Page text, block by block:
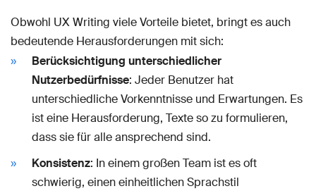
Obwohl UX Writing viele Vorteile bietet, bringt es auch
bedeutende Herausforderungen mit sich:
Berücksichtigung unterschiedlicher
Nutzerbedürfnisse: Jeder Benutzer hat
unterschiedliche Vorkenntnisse und Erwartungen. Es
ist eine Herausforderung, Texte so zu formulieren,
dass sie für alle ansprechend sind.
Konsistenz: In einem großen Team ist es oft
schwierig, einen einheitlichen Sprachstil